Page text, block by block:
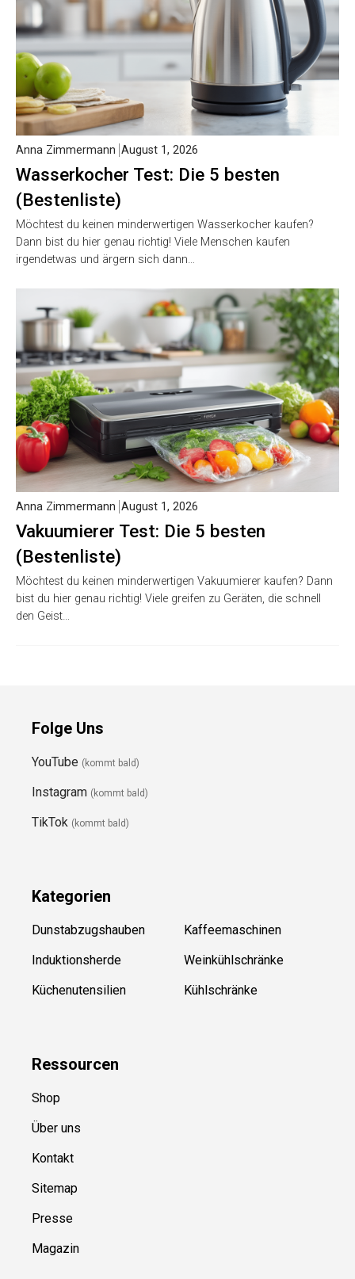
Wasserkocher Test: Die 5 besten
(Bestenliste)
Anna Zimmermann August 1, 2026
Möchtest du keinen minderwertigen Wasserkocher kaufen?
Dann bist du hier genau richtig! Viele Menschen kaufen
irgendetwas und ärgern sich dann…
Vakuumierer Test: Die 5 besten
(Bestenliste)
Anna Zimmermann August 1, 2026
Möchtest du keinen minderwertigen Vakuumierer kaufen? Dann
bist du hier genau richtig! Viele greifen zu Geräten, die schnell
den Geist…
Folge Uns
YouTube (kommt bald)
Instagram (kommt bald)
TikTok (kommt bald)
Kategorien
Dunstabzugshauben
Induktionsherde
Küchenutensilien
Kaffeemaschinen
Weinkühlschränke
Kühlschränke
Ressourcen
Shop
Über uns
Kontakt
Sitemap
Presse
Magazin